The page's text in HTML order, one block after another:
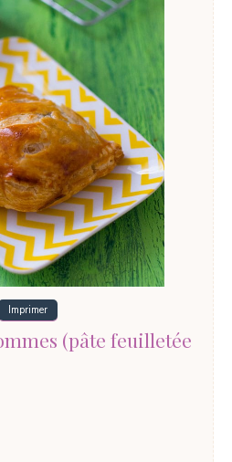
Imprimer
(pâte feuilletée